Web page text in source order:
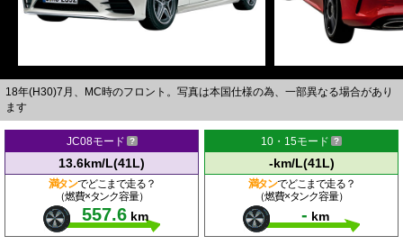
18年(H30)7月、MC時のフロント。写真は本国仕様の為、一部異なる場合があり
ます
JC08モード
13.6km/L(41L)
満タンでどこまで走る？
（燃費×タンク容量）
557.6 km
10・15モード
-km/L(41L)
満タンでどこまで走る？
（燃費×タンク容量）
- km